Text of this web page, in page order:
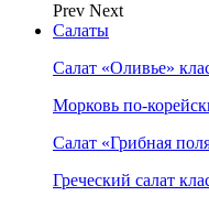
Prev Next
Салаты
Салат «Оливье»
Морковь по-
Салат «Грибная
Греческий салат